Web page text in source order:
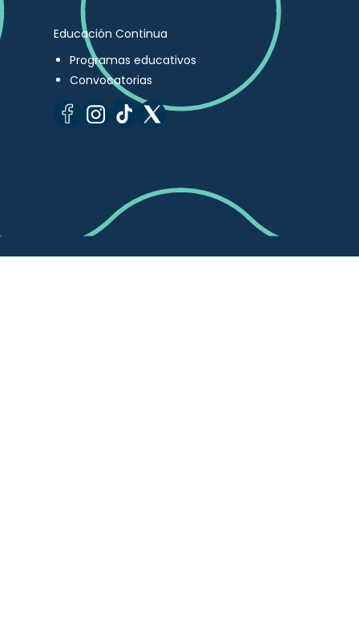
Educación Continua
Programas educativos
Convocatorias